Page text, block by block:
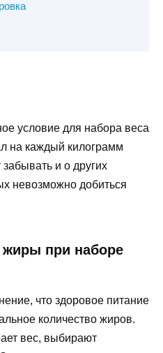
условие для набора веса
на каждый килограмм
и о других
невозможно добиться
при наборе
что здоровое питание
количество жиров.
вес, выбирают